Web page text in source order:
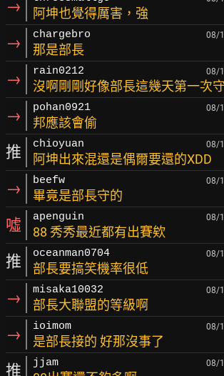
→ 阿坤也覺得厲害，強
→ chargebro 08/
那是部長
→ rain0212 08/
沒啊剛剛好像部長這幾天第一次
→ pohan0921 08/
邦應該會偷
推 chioyuan 08/
阿坤出來混還是偶爾要還的XDD
→ beefw 08/
畢竟是部長守的
噓 apenguin 08/
88 秀秀最近都有出賽欸
推 oceanman0704 08/
部長要搞笑機率很低
→ misaka10032 08/
部長大聯盟的等級啊
→ ioimom 08/
是部長接的 好那沒事了
推 jjam 08/